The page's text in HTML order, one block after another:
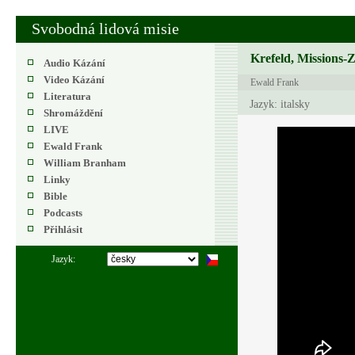
Svobodná lidová misie
Audio Kázání
Video Kázání
Literatura
Shromáždění
LIVE
Ewald Frank
William Branham
Linky
Bible
Podcasts
Přihlásit
Jazyk:
Krefeld, Missions-
Ewald Frank
Jazyk: italsky